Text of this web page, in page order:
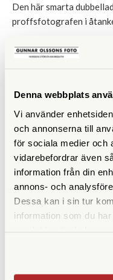
Denna webbplats
Vi använder
och annonserna till
för sociala medier och
vidarebefordrar även
information från din
annons- och
Dessa kan i sin tur
information som du
Den här smarta
proffsfotografen i
Laddar 1 eller 2
Intelligent snabb IC
Känner igen och
smartphones,
Extra AA-
Lättare att byta
Ser både snyggare
Mycket mer